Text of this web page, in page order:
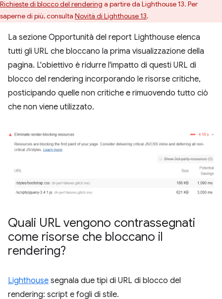
Richieste di blocco del rendering a partire da Lighthouse 13. Per
saperne di più, consulta Novità di Lighthouse 13.
La sezione Opportunità del report Lighthouse elenca
tutti gli URL che bloccano la prima visualizzazione della
pagina. L'obiettivo è ridurre l'impatto di questi URL di
blocco del rendering incorporando le risorse critiche,
posticipando quelle non critiche e rimuovendo tutto ciò
che non viene utilizzato.
Quali URL vengono contrassegnati
come risorse che bloccano il
rendering?
Lighthouse segnala due tipi di URL di blocco del
rendering: script e fogli di stile.